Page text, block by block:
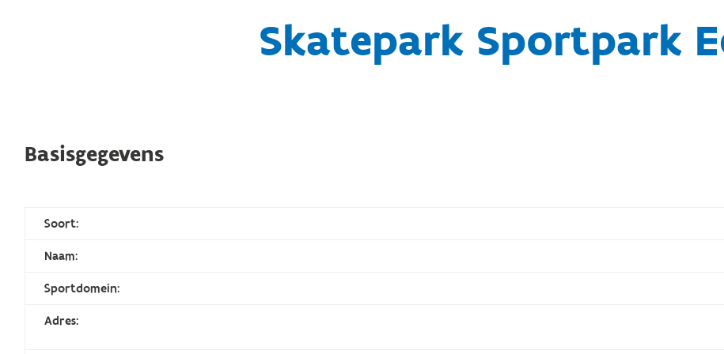
Skatepark Sportpark
Basisgegevens
Soort:
Naam:
Sportdomein:
Adres: